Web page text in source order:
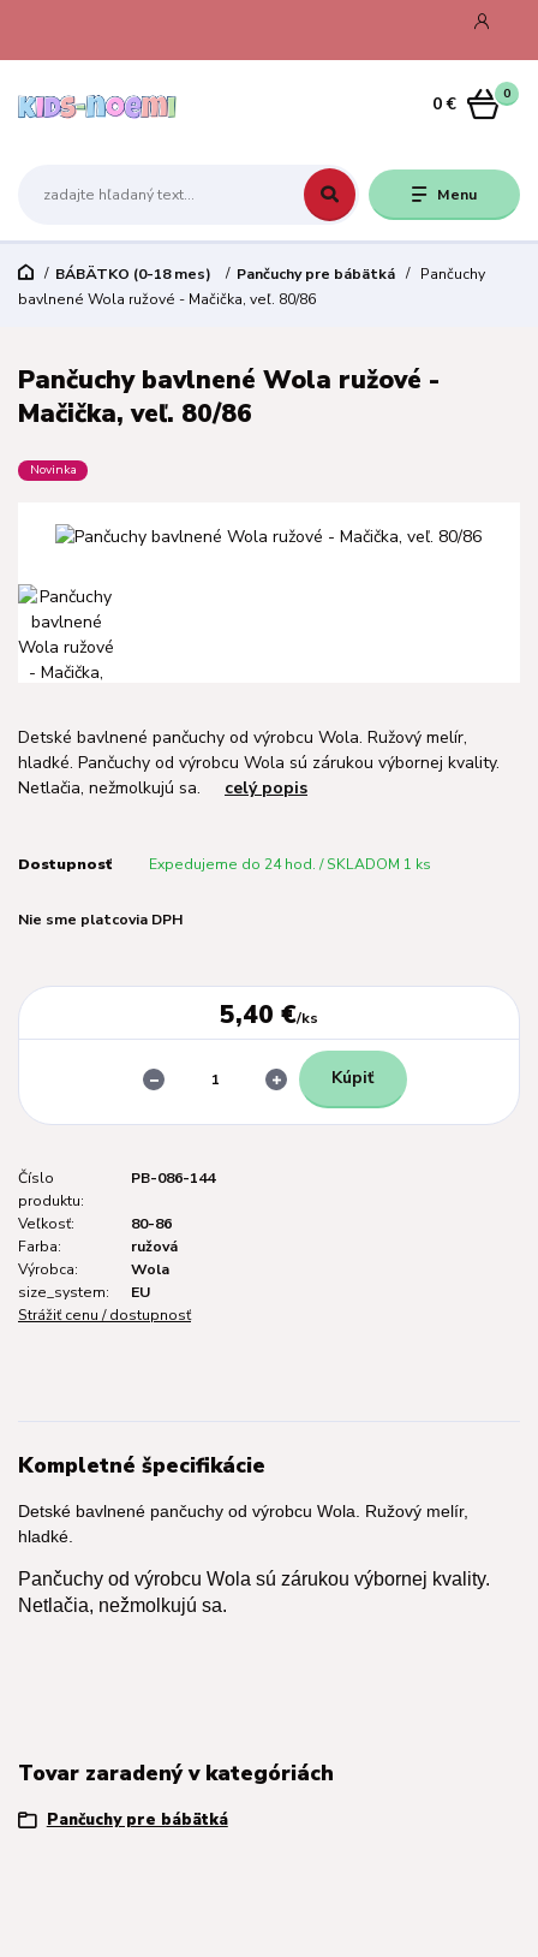
Menu
0
0 €
BÁBÄTKO (0-18 mes) Pančuchy pre bábätká
Pančuchy
bavlnené Wola ružové - Mačička, veľ. 80/86
Pančuchy bavlnené Wola ružové -
Mačička, veľ. 80/86
Novinka
Detské bavlnené pančuchy od výrobcu Wola. Ružový melír,
hladké. Pančuchy od výrobcu Wola sú zárukou výbornej kvality.
Netlačia, nežmolkujú sa. celý popis
Dostupnosť Expedujeme do 24 hod. / SKLADOM 1 ks
Nie sme platcovia DPH
5,40 €/ks
Kúpiť
Číslo
produktu:
PB-086-144
Veľkosť:
80-86
Farba:
ružová
Výrobca:
Wola
size_system:
EU
Strážiť cenu / dostupnosť
Kompletné špecifikácie
Detské bavlnené pančuchy od výrobcu Wola. Ružový melír,
hladké.
Pančuchy od výrobcu Wola sú zárukou výbornej kvality.
Netlačia, nežmolkujú sa.
Tovar zaradený v kategóriách
Pančuchy pre bábätká